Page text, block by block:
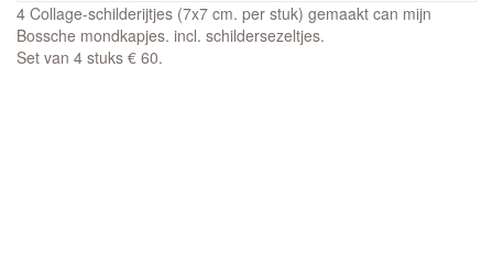
4 Collage-schilderijtjes (7x7 cm. per stuk) gemaakt can mijn
Bossche mondkapjes. incl. schildersezeltjes.
Set van 4 stuks € 60.